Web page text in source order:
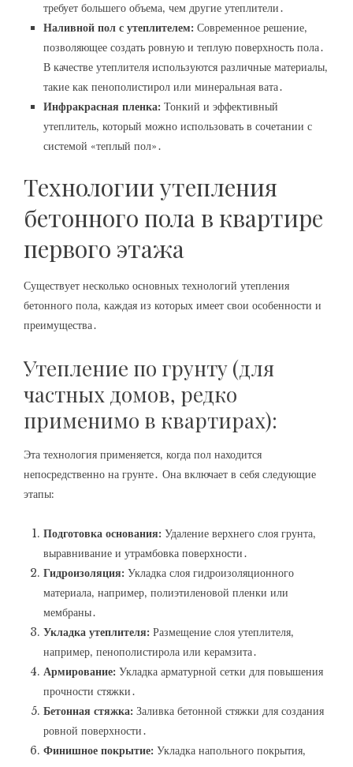
требует большего объема‚ чем другие утеплители․
Наливной пол с утеплителем: Современное решение‚
позволяющее создать ровную и теплую поверхность пола․
В качестве утеплителя используются различные материалы‚
такие как пенополистирол или минеральная вата․
Инфракрасная пленка: Тонкий и эффективный
утеплитель‚ который можно использовать в сочетании с
системой «теплый пол»․
Технологии утепления
бетонного пола в квартире
первого этажа
Существует несколько основных технологий утепления
бетонного пола‚ каждая из которых имеет свои особенности и
преимущества․
Утепление по грунту (для
частных домов‚ редко
применимо в квартирах):
Эта технология применяется‚ когда пол находится
непосредственно на грунте․ Она включает в себя следующие
этапы:
Подготовка основания: Удаление верхнего слоя грунта‚
выравнивание и утрамбовка поверхности․
Гидроизоляция: Укладка слоя гидроизоляционного
материала‚ например‚ полиэтиленовой пленки или
мембраны․
Укладка утеплителя: Размещение слоя утеплителя‚
например‚ пенополистирола или керамзита․
Армирование: Укладка арматурной сетки для повышения
прочности стяжки․
Бетонная стяжка: Заливка бетонной стяжки для создания
ровной поверхности․
Финишное покрытие: Укладка напольного покрытия‚